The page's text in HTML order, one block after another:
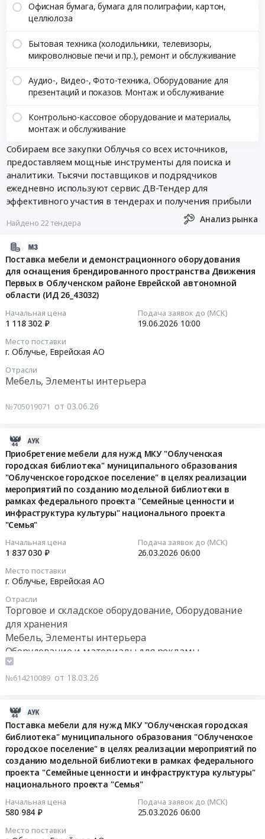
Офисная бумага, бумага для полиграфии, картон,
целлюлоза
Бытовая техника (холодильники, телевизоры,
микроволновые печи и пр.), ремонт и обслуживание
Аудио-, Видео-, Фото-техника, Оборудование для
презентаций и показов. Монтаж и обслуживание
Контрольно-кассовое оборудование и материалы,
монтаж и обслуживание
Собираем все закупки Облучья со всех источников,
предоставляем мощные инструменты для поиска и
аналитики. Тысячи поставщиков и подрядчиков
ежедневно используют сервис ДВ-Тендер для
эффективного участия в тендерах и получения прибыли
Найдено 22 тендера Анализ рынка
Поставка мебели и демонстрационного оборудования
для оснащения брендированного пространства Движения
Первых в Облученском районе Еврейской автономной
области (ИД 26_43032)
Начальная цена
1 118 302 ₽
Подача заявок до (МСК)
19.06.2026 10:00
Место поставки
г. Облучье, Еврейская АО
Отрасли
Мебель, Элементы интерьера
№705019071 от 03.06.26
Приобретение мебели для нужд МКУ "Облученская
городская библиотека" муниципального образования
"Облученское городское поселение" в целях реализации
мероприятий по созданию модельной библиотеки в
рамках федерального проекта "Семейные ценности и
инфраструктура культуры" национального проекта
"Семья"
Начальная цена
1 837 030 ₽
Подача заявок до (МСК)
26.03.2026 06:00
Место поставки
г. Облучье, Еврейская АО
Отрасли
Торговое и складское оборудование, Оборудование
для хранения
Мебель, Элементы интерьера
Оборудование и материалы для рекламы,
изготовление и монтаж (кроме полиграфической
продукции)
№614210089 от 18.03.26
Поставка мебели для нужд МКУ "Облученская городская
библиотека" муниципального образования "Облученское
городское поселение" в целях реализации мероприятий по
созданию модельной библиотеки в рамках федерального
проекта "Семейные ценности и инфраструктура культуры"
национального проекта "Семья"
Начальная цена
580 984 ₽
Подача заявок до (МСК)
25.03.2026 06:00
Место поставки